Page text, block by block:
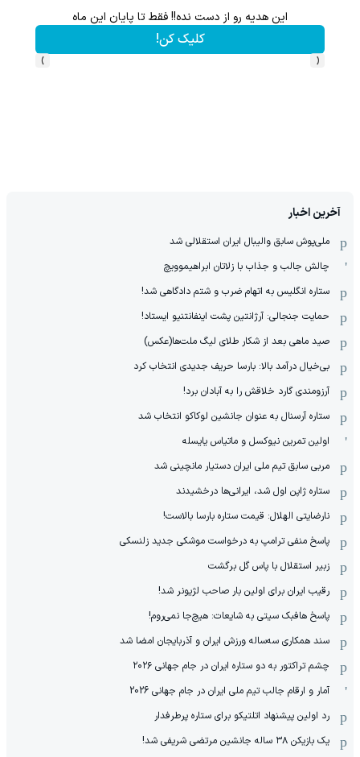
این هدیه رو از دست نده!! فقط تا پایان این ماه
کلیک کن!
‹
›
آخرین اخبار
ملی‌پوش سابق والیبال ایران استقلالی شد
چالش جالب و جذاب با زلاتان ابراهیموویچ
ستاره انگلیس به اتهام ضرب و شتم دادگاهی شد!
حمایت جنجالی: آرژانتین پشت اینفانتنیو ایستاد!
صید ماهی بعد از شکار طلای لیگ ملت‌ها(عکس)
بی‌خیال درآمد بالا: بارسا حریف جدیدی انتخاب کرد
آرزومندی گارد خلاقش را به آبادان برد!
ستاره آرسنال به عنوان جانشین لوکاکو انتخاب شد
اولین تمرین نیوکسل و ماتیاس یایسله
مربی سابق تیم ملی ایران دستیار مانچینی شد
ستاره ژاپن اول شد، ایرانی‌ها درخشیدند
نارضایتی الهلال: قیمت ستاره بارسا بالاست!
پاسخ منفی ترامپ به درخواست موشکی جدید زلنسکی
زبیر استقلال با پاس گل برگشت
رقیب ایران برای اولین بار صاحب لژیونر شد!
پاسخ هافبک سیتی به شایعات: هیچ‌جا نمی‌روم!
سند همکاری سه‌ساله‌ ‌ورزش ایران و آذربایجان امضا شد
چشم تراکتور به دو ستاره ایران در جام جهانی ۲۰۲۶
آمار و ارقام جالب تیم ملی ایران در جام جهانی 2026
رد اولین پیشنهاد اتلتیکو برای ستاره پرطرفدار
یک بازیکن ۳۸ ساله جانشین مرتضی شریفی شد!